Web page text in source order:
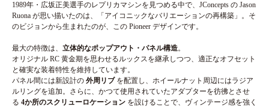
1989年・広坂正美選手のレプリカマシンを見つめる中で、JConcepts の Jason
Ruona が思い描いたのは、「アイコニックなバリエーションの再構築」。そ
のビジョンから生まれたのが、この Pioneer デザインです。
最大の特徴は、 立体的なポップアウト・パネル構造。
オリジナル RC 黄金期を思わせるルックスを継承しつつ、適正なオフセット
と確実な装着特性を維持しています。
パネル間には新設計の 外周リブを配置し、ホイールナット周辺にはラジア
ルリングを追加。さらに、かつて使用されていたアダプターを彷彿とさせ
る 4か所のスクリューロケーション を設けることで、ヴィンテージ感を強く